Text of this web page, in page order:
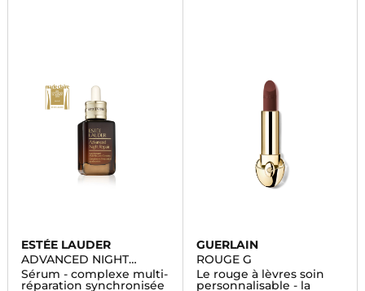
ESTÉE LAUDER
ADVANCED NIGHT
REPAIR
Sérum - complexe multi-
réparation synchronisée
GUERLAIN
ROUGE G
Le rouge à lèvres soin
personnalisable - la